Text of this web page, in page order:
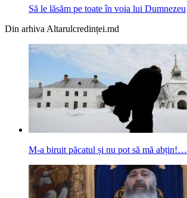
Să le lăsăm pe toate în voia lui Dumnezeu
Din arhiva Altarulcredinței.md
M-a biruit păcatul și nu pot să mă abțin!…